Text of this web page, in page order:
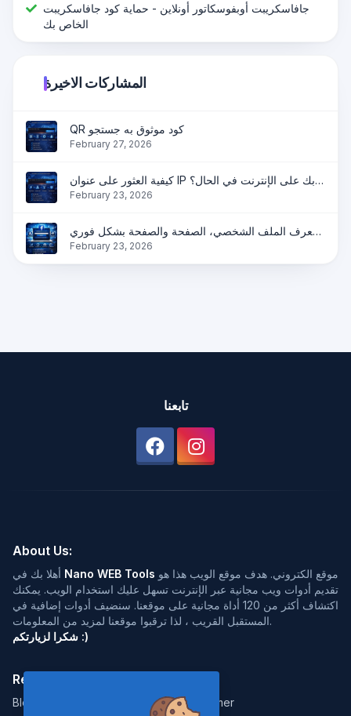
جافاسكريبت أوبفوسكاتور أونلاين - حماية كود جافاسكريبت
الخاص بك
المشاركات الاخيرة
QR كود موثوق به جستجو
February 27, 2026
كيفية العثور على عنوان IP الخاص بك على الإنترنت في الحال؟
February 23, 2026
ابحث عن معرف فيسبوك عبر الإنترنت | احصل على معرف الملف الشخصي، الصفحة والصفحة بشكل فوري
February 23, 2026
تابعنا
About Us:
Nano WEB Tools موقع الكتروني. هدف موقع الويب هذا هو
تقديم أدوات ويب مجانية عبر الإنترنت تسهل عليك استخدام الويب. يمكنك
اكتشاف أكثر من 120 أداة مجانية على موقعنا. سنضيف أدوات إضافية في
المستقبل القريب ، لذا ترقبوا موقعنا لمزيد من المعلومات.
شكرا لزيارتكم :)
Resources:
Blog Disclaimer